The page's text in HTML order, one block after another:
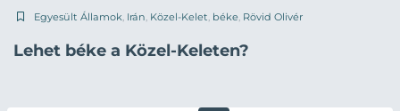
Egyesült Államok, Irán, Közel-Kelet, béke, Rövid Olivér
Lehet béke a Közel-Keleten?